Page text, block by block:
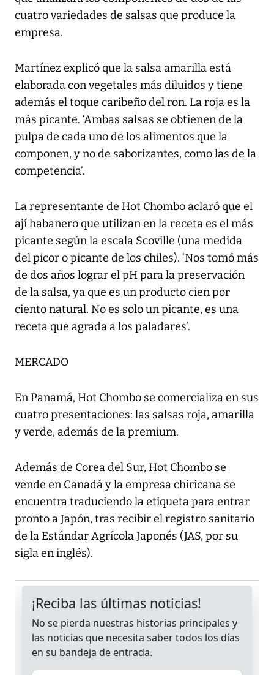
cuatro variedades de salsas que produce la
empresa.
Martínez explicó que la salsa amarilla está
elaborada con vegetales más diluidos y tiene
además el toque caribeño del ron. La roja es la
más picante. ‘Ambas salsas se obtienen de la
pulpa de cada uno de los alimentos que la
componen, y no de saborizantes, como las de la
competencia’.
La representante de Hot Chombo aclaró que el
ají habanero que utilizan en la receta es el más
picante según la escala Scoville (una medida
del picor o picante de los chiles). ‘Nos tomó más
de dos años lograr el pH para la preservación
de la salsa, ya que es un producto cien por
ciento natural. No es solo un picante, es una
receta que agrada a los paladares’.
MERCADO
En Panamá, Hot Chombo se comercializa en sus
cuatro presentaciones: las salsas roja, amarilla
y verde, además de la premium.
Además de Corea del Sur, Hot Chombo se
vende en Canadá y la empresa chiricana se
encuentra traduciendo la etiqueta para entrar
pronto a Japón, tras recibir el registro sanitario
de la Estándar Agrícola Japonés (JAS, por su
sigla en inglés).